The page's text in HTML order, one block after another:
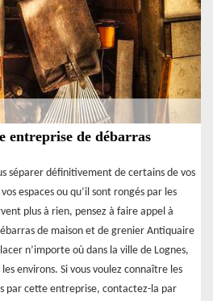
entreprise de débarras
séparer définitivement de certains de vos
espaces ou qu’il sont rongés par les
plus à rien, pensez à faire appel à
de maison et de grenier Antiquaire
n’importe où dans la ville de Lognes,
environs. Si vous voulez connaître les
par cette entreprise, contactez-la par